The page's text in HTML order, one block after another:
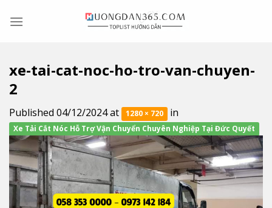
xe-tai-cat-noc-ho-tro-van-chuyen-
2
Published 04/12/2024at 1280 × 720 in
Xe Tải Cắt Nóc Hỗ Trợ Vận Chuyển Chuyên Nghiệp Tại Đức Quyết